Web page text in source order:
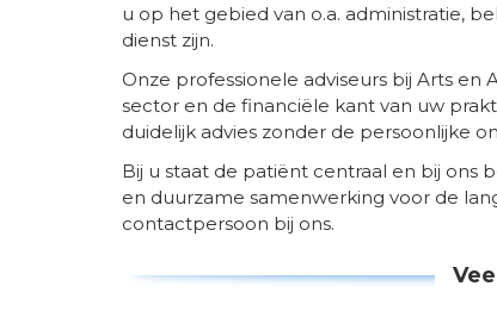
u op het gebied van o.a. administratie,
dienst zijn.
Onze professionele adviseurs bij Arts
sector en de financiële kant van uw
duidelijk advies zonder de persoonlijke
Bij u staat de patiënt centraal en bij ons
en duurzame samenwerking voor de
contactpersoon bij ons.